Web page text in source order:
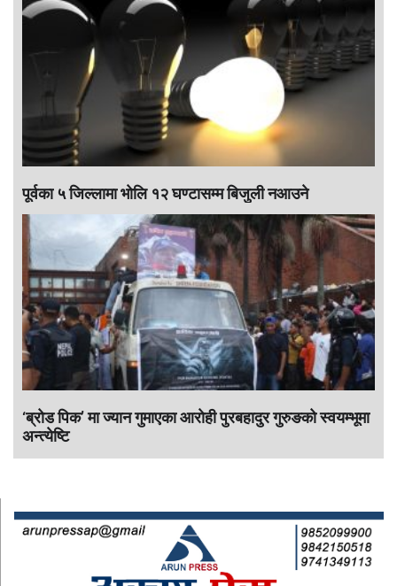
पूर्वका ५ जिल्लामा भाेलि १२ घण्टासम्म बिजुली नआउने
‘ब्रोड पिक’ मा ज्यान गुमाएका आराेही पुरबहादुर गुरुङको स्वयम्भूमा
अन्त्येष्टि